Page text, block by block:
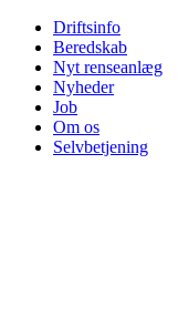
Driftsinfo
Beredskab
Nyt renseanlæg
Nyheder
Job
Om os
Selvbetjening